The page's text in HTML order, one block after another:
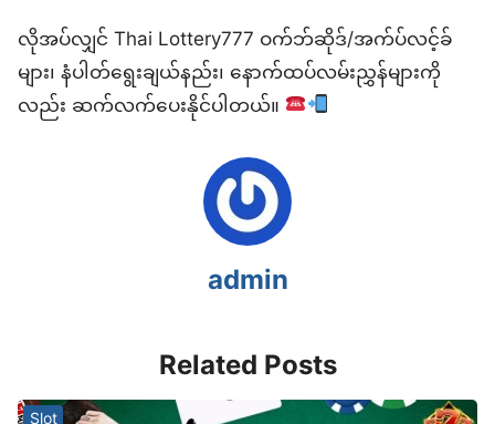
လိုအပ်လျှင် Thai Lottery777 ဝက်ဘ်ဆိုဒ်/အက်ပ်လင့်ခ်
များ၊ နံပါတ်ရွေးချယ်နည်း၊ နောက်ထပ်လမ်းညွှန်များကို
လည်း ဆက်လက်ပေးနိုင်ပါတယ်။
admin
Related Posts
Slot